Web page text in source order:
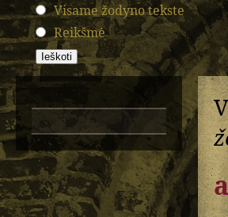
Visame žodyno tekste
Reikšmė